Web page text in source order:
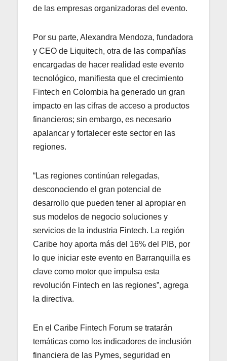
de las empresas organizadoras del evento.
Por su parte, Alexandra Mendoza, fundadora
y CEO de Liquitech, otra de las compañías
encargadas de hacer realidad este evento
tecnológico, manifiesta que el crecimiento
Fintech en Colombia ha generado un gran
impacto en las cifras de acceso a productos
financieros; sin embargo, es necesario
apalancar y fortalecer este sector en las
regiones.
“Las regiones continúan relegadas,
desconociendo el gran potencial de
desarrollo que pueden tener al apropiar en
sus modelos de negocio soluciones y
servicios de la industria Fintech. La región
Caribe hoy aporta más del 16% del PIB, por
lo que iniciar este evento en Barranquilla es
clave como motor que impulsa esta
revolución Fintech en las regiones”, agrega
la directiva.
En el Caribe Fintech Forum se tratarán
temáticas como los indicadores de inclusión
financiera de las Pymes, seguridad en